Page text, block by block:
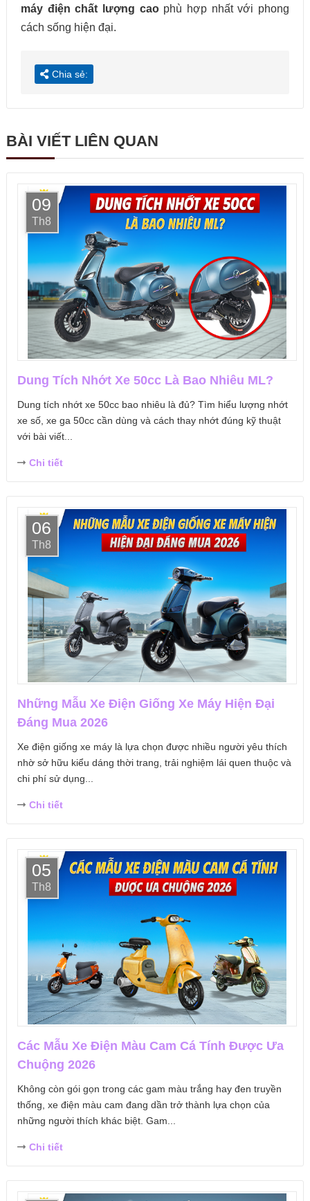
máy điện chất lượng caophù hợp nhất với phong
cách sống hiện đại.
Chia sẻ:
BÀI VIẾT LIÊN QUAN
09
Th8
Dung Tích Nhớt Xe 50cc Là Bao Nhiêu ML?
Dung tích nhớt xe 50cc bao nhiêu là đủ? Tìm hiểu lượng nhớt
xe số, xe ga 50cc cần dùng và cách thay nhớt đúng kỹ thuật
với bài viết...
Chi tiết
06
Th8
Những Mẫu Xe Điện Giống Xe Máy Hiện Đại
Đáng Mua 2026
Xe điện giống xe máy là lựa chọn được nhiều người yêu thích
nhờ sở hữu kiểu dáng thời trang, trải nghiệm lái quen thuộc và
chi phí sử dụng...
Chi tiết
05
Th8
Các Mẫu Xe Điện Màu Cam Cá Tính Được Ưa
Chuộng 2026
Không còn gói gọn trong các gam màu trắng hay đen truyền
thống, xe điện màu cam đang dần trở thành lựa chọn của
những người thích khác biệt. Gam...
Chi tiết